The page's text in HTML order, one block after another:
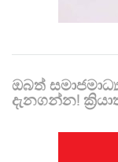
ඔබත්
දැනගන්න!